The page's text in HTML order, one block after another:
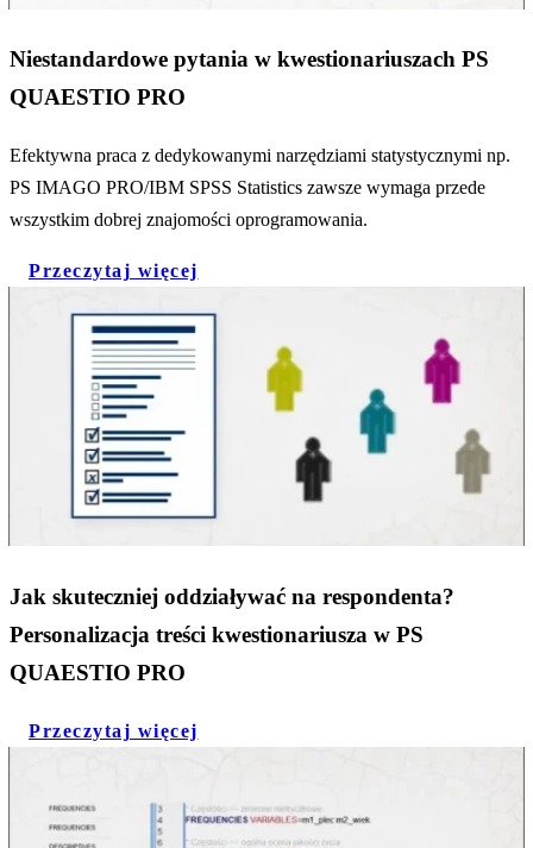
Niestandardowe pytania w kwestionariuszach PS
QUAESTIO PRO
Efektywna praca z dedykowanymi narzędziami statystycznymi np.
PS IMAGO PRO/IBM SPSS Statistics zawsze wymaga przede
wszystkim dobrej znajomości oprogramowania.
Przeczytaj więcej
Jak skuteczniej oddziaływać na respondenta?
Personalizacja treści kwestionariusza w PS
QUAESTIO PRO
Przeczytaj więcej